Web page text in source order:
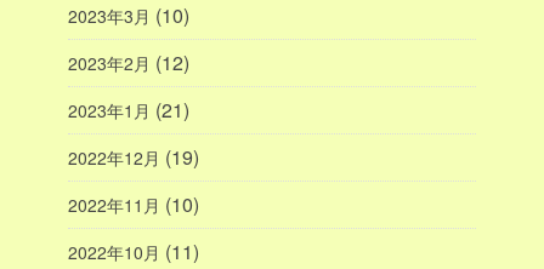
2023年3月 (10)
2023年2月 (12)
2023年1月 (21)
2022年12月 (19)
2022年11月 (10)
2022年10月 (11)